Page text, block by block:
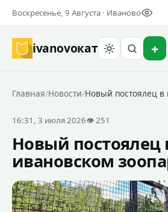
Воскресенье, 9 Августа · Иваново
ivanovoкат
Главная/Новости/Новый постоялец в
16:31, 3 июля 2026👁 251
Новый постоялец
ивановском